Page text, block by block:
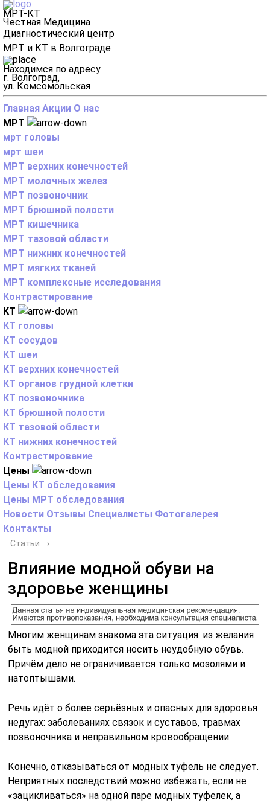
МРТ-КТ
Честная Медицина
Диагностический центр
МРТ и КТ в Волгограде
Находимся по адресу
г. Волгоград,
ул. Комсомольская
Главная Акции О нас
МРТ
мрт головы
мрт шеи
МРТ верхних конечностей
МРТ молочных желез
МРТ позвоночник
МРТ брюшной полости
МРТ кишечника
МРТ тазовой области
МРТ нижних конечностей
МРТ мягких тканей
МРТ комплексные исследования
Контрастирование
КТ
КТ головы
КТ сосудов
КТ шеи
КТ верхних конечностей
КТ органов грудной клетки
КТ позвоночника
КТ брюшной полости
КТ тазовой области
КТ нижних конечностей
Контрастирование
Цены
Цены КТ обследования
Цены МРТ обследования
Новости Отзывы Специалисты Фотогалерея
Контакты
Статьи ›
Влияние модной обуви на
здоровье женщины
Многим женщинам знакома эта ситуация: из желания
быть модной приходится носить неудобную обувь.
Причём дело не ограничивается только мозолями и
натоптышами.
Речь идёт о более серьёзных и опасных для здоровья
недугах: заболеваниях связок и суставов, травмах
позвоночника и неправильном кровообращении.
Конечно, отказываться от модных туфель не следует.
Неприятных последствий можно избежать, если не
«зацикливаться» на одной паре модных туфелек, а